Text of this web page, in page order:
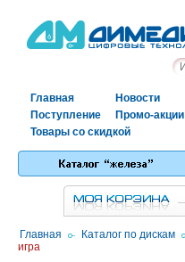
Главная
Новости
Поступление
Промо-акции
Товары со скидкой
Главная / Каталог по дискам /
игра